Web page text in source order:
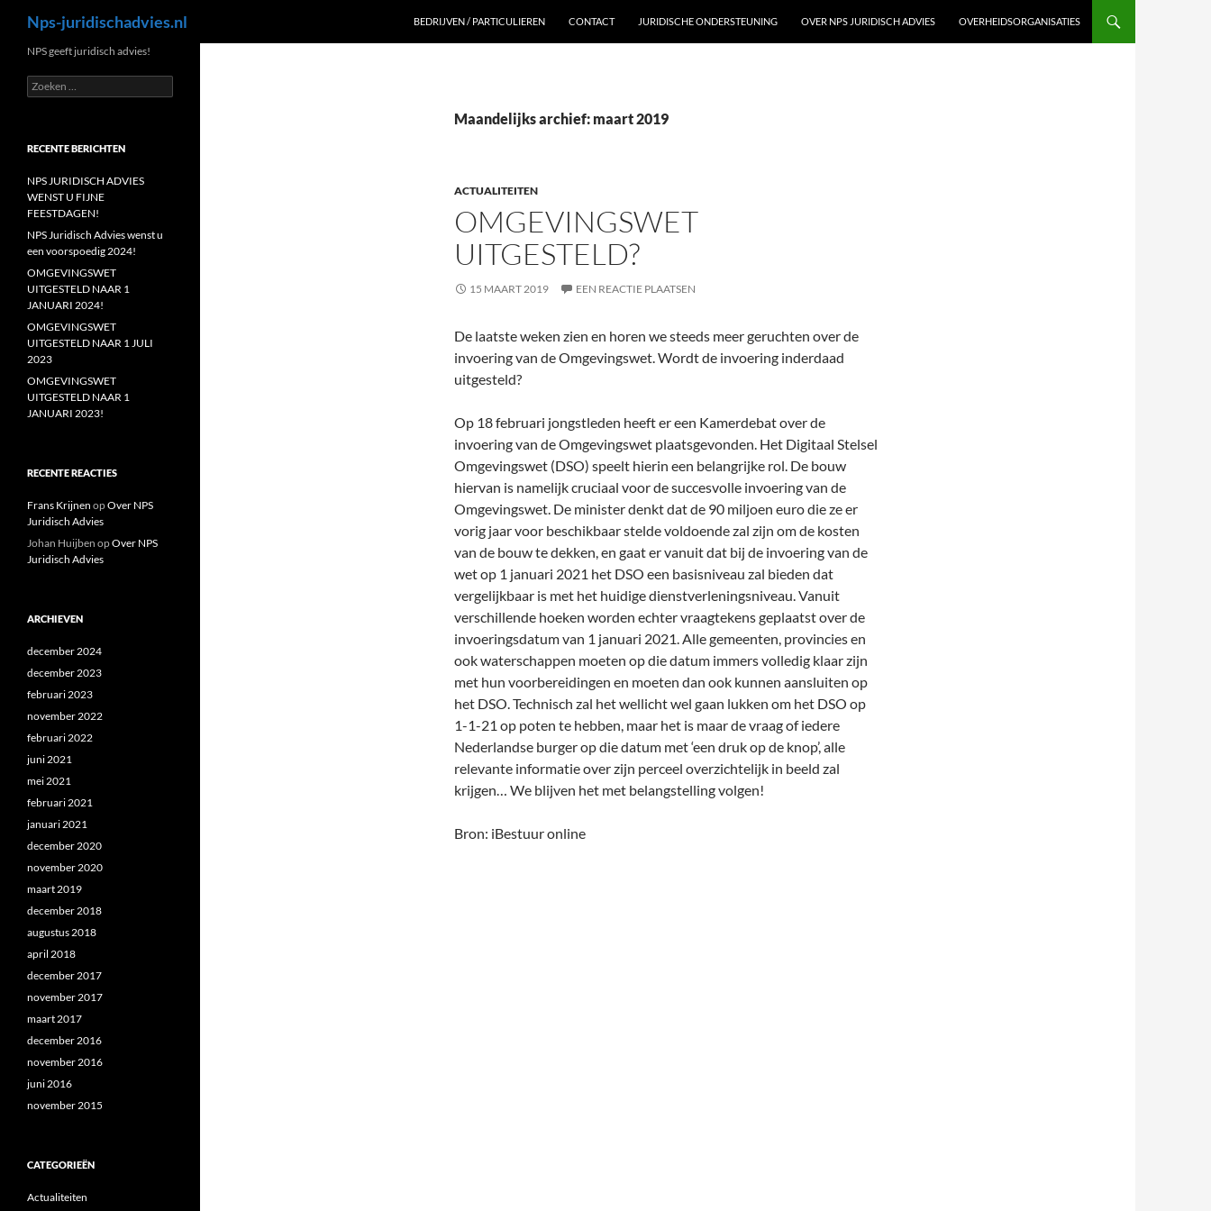
Nps-juridischadvies.nl BEDRIJVEN / PARTICULIEREN CONTACT JURIDISCHE ONDERSTEUNING OVER NPS JURIDISCH ADVIES OVERHEIDSORGANISATIES
Maandelijks archief: maart 2019
ACTUALITEITEN
OMGEVINGSWET
UITGESTELD?
15 MAART 2019 EEN REACTIE PLAATSEN
De laatste weken zien en horen we steeds meer geruchten over de
invoering van de Omgevingswet. Wordt de invoering inderdaad
uitgesteld?
Op 18 februari jongstleden heeft er een Kamerdebat over de
invoering van de Omgevingswet plaatsgevonden. Het Digitaal Stelsel
Omgevingswet (DSO) speelt hierin een belangrijke rol. De bouw
hiervan is namelijk cruciaal voor de succesvolle invoering van de
Omgevingswet. De minister denkt dat de 90 miljoen euro die ze er
vorig jaar voor beschikbaar stelde voldoende zal zijn om de kosten
van de bouw te dekken, en gaat er vanuit dat bij de invoering van de
wet op 1 januari 2021 het DSO een basisniveau zal bieden dat
vergelijkbaar is met het huidige dienstverleningsniveau. Vanuit
verschillende hoeken worden echter vraagtekens geplaatst over de
invoeringsdatum van 1 januari 2021. Alle gemeenten, provincies en
ook waterschappen moeten op die datum immers volledig klaar zijn
met hun voorbereidingen en moeten dan ook kunnen aansluiten op
het DSO. Technisch zal het wellicht wel gaan lukken om het DSO op
1-1-21 op poten te hebben, maar het is maar de vraag of iedere
Nederlandse burger op die datum met ‘een druk op de knop’, alle
relevante informatie over zijn perceel overzichtelijk in beeld zal
krijgen… We blijven het met belangstelling volgen!
Bron: iBestuur online
NPS geeft juridisch advies!
Zoeken
naar:
RECENTE BERICHTEN
NPS JURIDISCH ADVIES
WENST U FIJNE
FEESTDAGEN!
NPS Juridisch Advies wenst u
een voorspoedig 2024!
OMGEVINGSWET
UITGESTELD NAAR 1
JANUARI 2024!
OMGEVINGSWET
UITGESTELD NAAR 1 JULI
2023
OMGEVINGSWET
UITGESTELD NAAR 1
JANUARI 2023!
RECENTE REACTIES
Frans Krijnen opOver NPS
Juridisch Advies
Johan Huijben opOver NPS
Juridisch Advies
ARCHIEVEN
december 2024
december 2023
februari 2023
november 2022
februari 2022
juni 2021
mei 2021
februari 2021
januari 2021
december 2020
november 2020
maart 2019
december 2018
augustus 2018
april 2018
december 2017
november 2017
maart 2017
december 2016
november 2016
juni 2016
november 2015
CATEGORIEËN
Actualiteiten